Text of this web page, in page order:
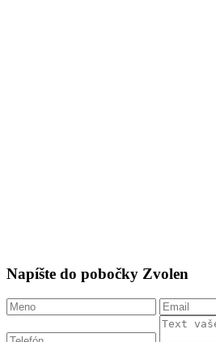
Napíšte do pobočky Zvolen